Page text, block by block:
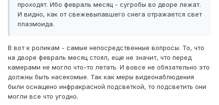
проходят. Ибо февраль месяц - сугробы во дворе лежат.
И видно, как от свежевыпавшего снега отражается свет
плазмоида.
В вот к роликам - самые непосредственные вопросы. То, что
на дворе февраль месяц стоял, еще не значит, что перед
камерами не могло что-то летать. И вовсе не обязательно это
должны быть насекомые. Так как меры видеонаблюдения
были оснащено инфракрасной подсветкой, то подсветить они
могли все что угодно.